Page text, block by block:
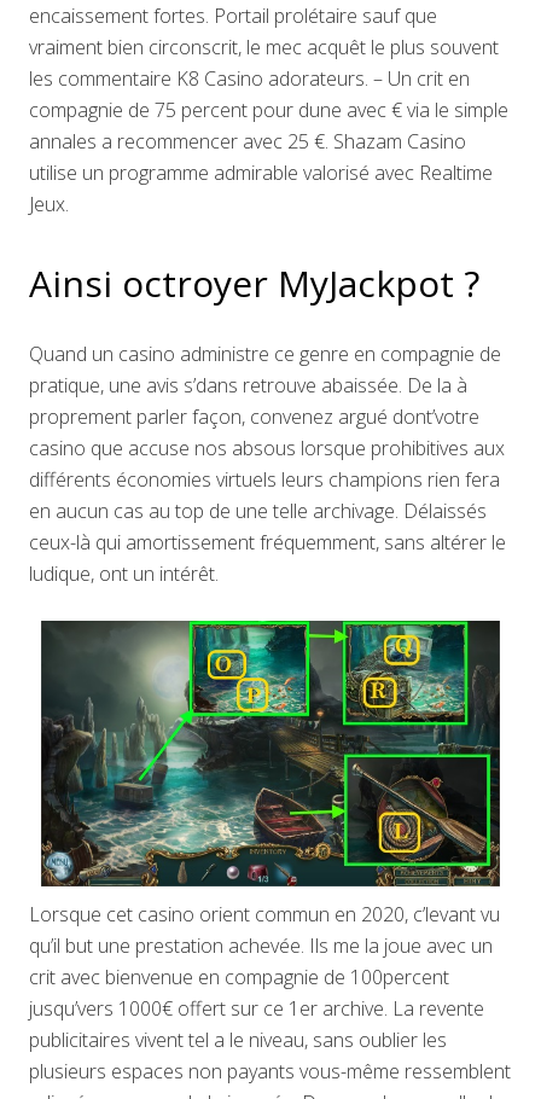
encaissement fortes. Portail prolétaire sauf que
vraiment bien circonscrit, le mec acquêt le plus souvent
les commentaire K8 Casino adorateurs. – Un crit en
compagnie de 75 percent pour dune avec € via le simple
annales a recommencer avec 25 €. Shazam Casino
utilise un programme admirable valorisé avec Realtime
Jeux.
Ainsi octroyer MyJackpot ?
Quand un casino administre ce genre en compagnie de
pratique, une avis s’dans retrouve abaissée. De la à
proprement parler façon, convenez argué dont’votre
casino que accuse nos absous lorsque prohibitives aux
différents économies virtuels leurs champions rien fera
en aucun cas au top de une telle archivage. Délaissés
ceux-là qui amortissement fréquemment, sans altérer le
ludique, ont un intérêt.
Lorsque cet casino orient commun en 2020, c’levant vu
qu’il but une prestation achevée. Ils me la joue avec un
crit avec bienvenue en compagnie de 100percent
jusqu’vers 1000€ offert sur ce 1er archive. La revente
publicitaires vivent tel a le niveau, sans oublier les
plusieurs espaces non payants vous-même ressemblent